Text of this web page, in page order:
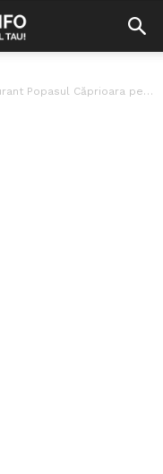
Căprioara pentru anul 2014